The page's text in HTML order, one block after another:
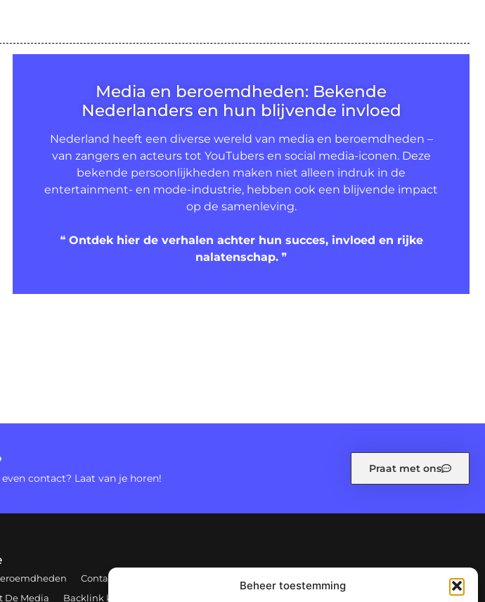
Beheer toestemming
Media en beroemdheden: Bekende
Nederlanders en hun blijvende invloed
Nederland heeft een diverse wereld van media en beroemdheden –
van zangers en acteurs tot YouTubers en social media-iconen. Deze
bekende persoonlijkheden maken niet alleen indruk in de
entertainment- en mode-industrie, hebben ook een blijvende impact
op de samenleving.
❝ Ontdek hier de verhalen achter hun succes, invloed en rijke
nalatenschap.❞
contact? Laat van je horen!
Praat met ons
Contact
De Media Backlink kopen: hoe en waarom het jouw website kan laten groeien